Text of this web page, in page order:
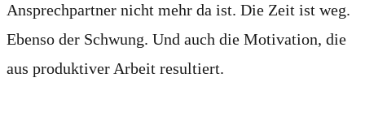
Ansprechpartner nicht mehr da ist. Die Zeit ist weg.
Ebenso der Schwung. Und auch die Motivation, die
aus produktiver Arbeit resultiert.